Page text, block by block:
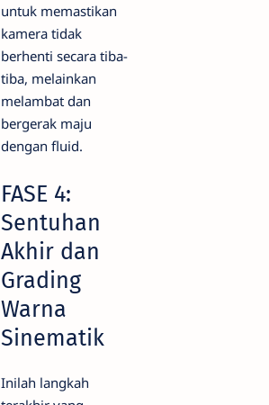
untuk memastikan
kamera tidak
berhenti secara tiba-
tiba, melainkan
melambat dan
bergerak maju
dengan fluid.
FASE 4:
Sentuhan
Akhir dan
Grading
Warna
Sinematik
Inilah langkah